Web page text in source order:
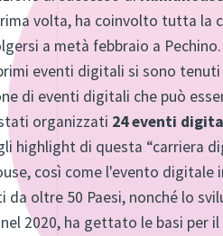
volta, ha coinvolto tutta la
a metà febbraio a
eventi digitali si sono tenuti
di eventi digitali che può
organizzati 24 eventi
highlight di questa “carriera
così come l'evento digitale
da oltre 50 Paesi, nonché lo
2020, ha gettato le basi per